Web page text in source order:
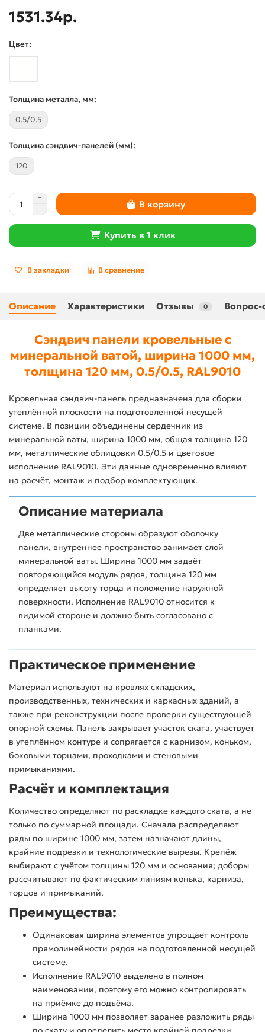
1531.34р.
Цвет:
Толщина металла, мм:
0.5/0.5
Толщина сэндвич-панелей (мм):
120
В корзину
Купить в 1 клик
В закладки В сравнение
Описание Характеристики Отзывы 0 Вопрос-
Сэндвич панели кровельные с
минеральной ватой, ширина 1000 мм,
толщина 120 мм, 0.5/0.5, RAL9010
Кровельная сэндвич-панель предназначена для сборки
утеплённой плоскости на подготовленной несущей
системе. В позиции объединены сердечник из
минеральной ваты, ширина 1000 мм, общая толщина 120
мм, металлические облицовки 0.5/0.5 и цветовое
исполнение RAL9010. Эти данные одновременно влияют
на расчёт, монтаж и подбор комплектующих.
Описание материала
Две металлические стороны образуют оболочку
панели, внутреннее пространство занимает слой
минеральной ваты. Ширина 1000 мм задаёт
повторяющийся модуль рядов, толщина 120 мм
определяет высоту торца и положение наружной
поверхности. Исполнение RAL9010 относится к
видимой стороне и должно быть согласовано с
планками.
Практическое применение
Материал используют на кровлях складских,
производственных, технических и каркасных зданий, а
также при реконструкции после проверки существующей
опорной схемы. Панель закрывает участок ската, участвует
в утеплённом контуре и сопрягается с карнизом, коньком,
боковыми торцами, проходками и стеновыми
примыканиями.
Расчёт и комплектация
Количество определяют по раскладке каждого ската, а не
только по суммарной площади. Сначала распределяют
ряды по ширине 1000 мм, затем назначают длины,
крайние подрезки и технологические вырезы. Крепёж
выбирают с учётом толщины 120 мм и основания; доборы
рассчитывают по фактическим линиям конька, карниза,
торцов и примыканий.
Преимущества:
Одинаковая ширина элементов упрощает контроль
прямолинейности рядов на подготовленной несущей
системе.
Исполнение RAL9010 выделено в полном
наименовании, поэтому его можно контролировать
на приёмке до подъёма.
Ширина 1000 мм позволяет заранее разложить ряды